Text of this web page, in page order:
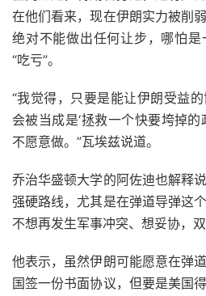
在他们看来，现在伊朗实力被削
绝对不能做出任何让步，哪怕
“吃亏”。
“我觉得，只要是能让伊朗受益
会被当成是‘拯救一个快要垮掉
不愿意做。”瓦埃兹说道。
乔治华盛顿大学的阿佐迪也解释
强硬路线，尤其是在弹道导弹这
不想再发生军事冲突、想妥协，双
他表示，虽然伊朗可能愿意在弹
国签一份书面协议，但要是美国